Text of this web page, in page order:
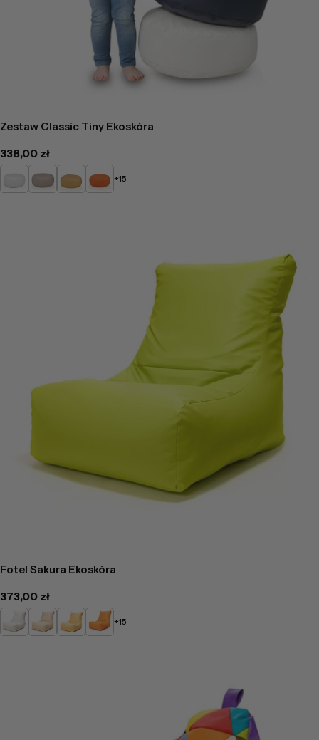
Zestaw Classic Tiny Ekoskóra
Cena
regularna
338,00 zł
BeżowyŻółty Pomarańczowy
+15
Fotel Sakura Ekoskóra
Cena
regularna
373,00 zł
Biały
BeżowyŻółty Pomarańczowy
+15